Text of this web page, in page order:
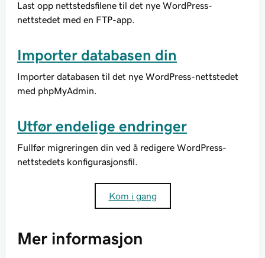
Last opp nettstedsfilene til det nye WordPress-
nettstedet med en FTP-app.
Importer databasen din
Importer databasen til det nye WordPress-nettstedet
med phpMyAdmin.
Utfør endelige endringer
Fullfør migreringen din ved å redigere WordPress-
nettstedets konfigurasjonsfil.
Kom i gang
Mer informasjon